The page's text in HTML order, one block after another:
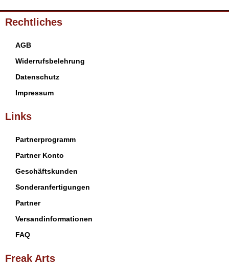
Rechtliches
AGB
Widerrufsbelehrung
Datenschutz
Impressum
Links
Partnerprogramm
Partner Konto
Geschäftskunden
Sonderanfertigungen
Partner
Versandinformationen
FAQ
Freak Arts